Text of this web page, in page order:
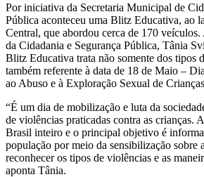
Por iniciativa da Secretaria Municipal de
Pública aconteceu uma Blitz Educativa, ao
Central, que abordou cerca de 170
da Cidadania e Segurança Pública, Tânia
Blitz Educativa trata não somente dos tipos
também referente à data de 18 de Maio –
ao Abuso e à Exploração Sexual de
“É um dia de mobilização e luta da
de violências praticadas contra as crianças.
Brasil inteiro e o principal objetivo é
população por meio da sensibilização sobre
reconhecer os tipos de violências e as
aponta Tânia.